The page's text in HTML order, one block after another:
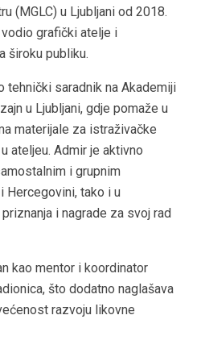
(MGLC) u Ljubljani od 2018.
grafički atelje i
široku publiku.
tehnički saradnik na Akademiji
u Ljubljani, gdje pomaže u
materijale za istraživačke
ateljeu. Admir je aktivno
i grupnim
Hercegovini, tako i u
i nagrade za svoj rad
kao mentor i koordinator
što dodatno naglašava
razvoju likovne